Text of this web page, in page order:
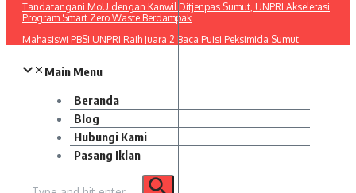
Tandatangani MoU dengan Kanwil Ditjenpas Sumut, UNPRI Akselerasi
Program Smart Zero Waste Berdampak
Mahasiswi PBSI UNPRI Raih Juara 2 Baca Puisi Peksimida Sumut
Main Menu
Beranda
Blog
Hubungi Kami
Pasang Iklan